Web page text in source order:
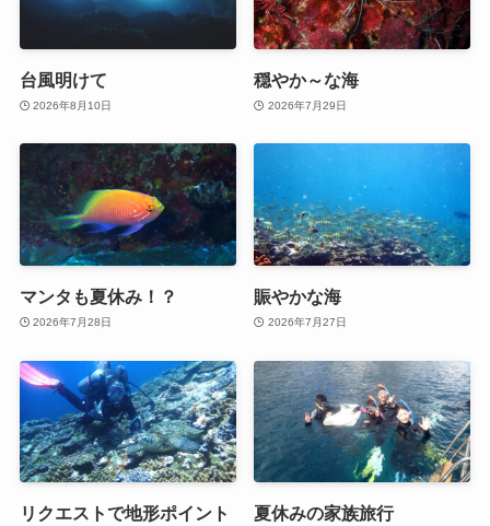
台風明けて
2026年8月10日
穏やか～な海
2026年7月29日
マンタも夏休み！？
2026年7月28日
賑やかな海
2026年7月27日
リクエストで地形ポイント
夏休みの家族旅行